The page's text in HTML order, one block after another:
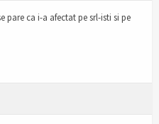
pare ca i-a afectat pe srl-isti si pe